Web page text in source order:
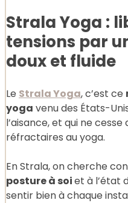
Strala Yoga :
tensions par
doux et fluide
Le Strala Yoga, c’est ce
yoga venu des États-
l’aisance, et qui ne
réfractaires au yoga.
En Strala, on cherche
posture à soiet à l’état
sentir bien à chaque